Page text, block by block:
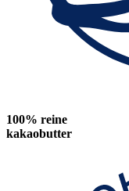
100% reine
kakaobutter